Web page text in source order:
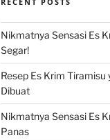
Nikmatnya Sensasi Es
Segar!
Resep Es Krim
Dibuat
Nikmatnya Sensasi Es
Panas